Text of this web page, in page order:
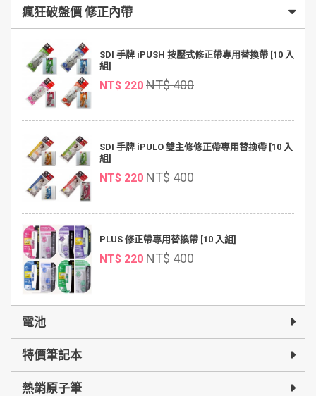
瘋狂破盤價 修正內帶
SDI 手牌 iPUSH 按壓式修正帶專用替換帶 [10 入
組]
NT$ 220 NT$ 400
SDI 手牌 iPULO 雙主修修正帶專用替換帶 [10 入
組]
NT$ 220 NT$ 400
PLUS 修正帶專用替換帶 [10 入組]
NT$ 220 NT$ 400
電池
特價筆記本
熱銷原子筆